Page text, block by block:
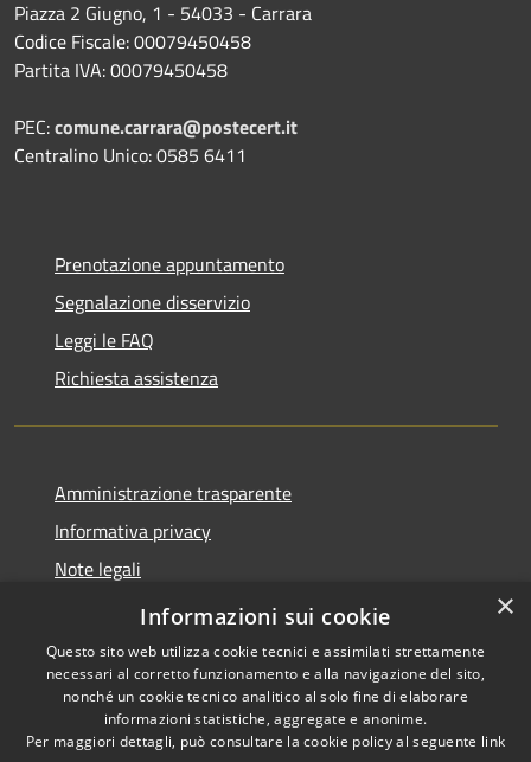
Piazza 2 Giugno, 1 - 54033 - Carrara
Codice Fiscale: 00079450458
Partita IVA: 00079450458
PEC:comune.carrara@postecert.it
Centralino Unico: 0585 6411
Prenotazione appuntamento
Segnalazione disservizio
Leggi le FAQ
Richiesta assistenza
Amministrazione trasparente
Informativa privacy
Note legali
Dichiarazione di accessibilità
Accessibilità
Copyright © 2026 • Comune di
Carrara • Powered by
×
Informazioni sui cookie
Questo sito web utilizza cookie tecnici e assimilati strettamente
necessari al corretto funzionamento e alla navigazione del sito,
nonché un cookie tecnico analitico al solo fine di elaborare
informazioni statistiche, aggregate e anonime.
Per maggiori dettagli, può consultare la cookie policy al seguente link